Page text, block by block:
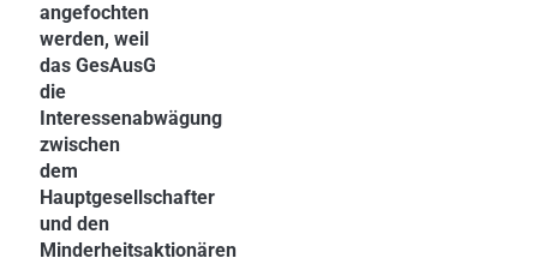
angefochten
werden, weil
das GesAusG
die
Interessenabwägung
zwischen
dem
Hauptgesellschafter
und den
Minderheitsaktionären